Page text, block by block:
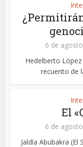
6 de
Hedelberto
recuento de
El
6 de
Jaldía Abubakra